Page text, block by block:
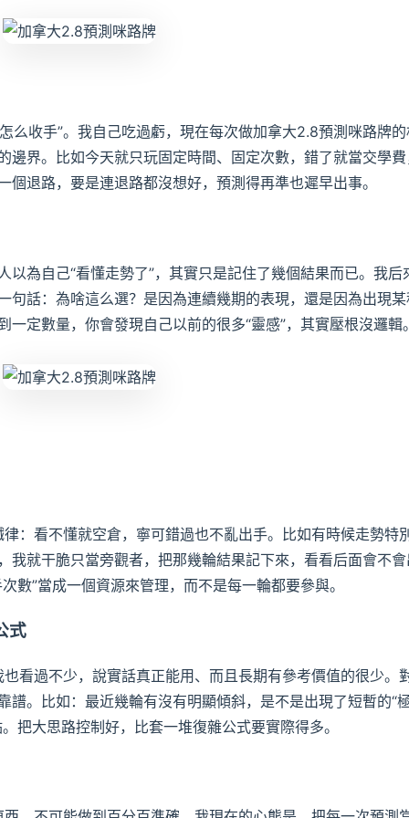
么收手”。我自己吃過虧，現在每次做加拿大2.8預測咪路牌
邊界。比如今天就只玩固定時間、固定次數，錯了就當交學
退路，要是連退路都沒想好，預測得再準也遲早出事。
以為自己“看懂走勢了”，其實只是記住了幾個結果而已。我后
句話：為啥這么選？是因為連續幾期的表現，還是因為出現
一定數量，你會發現自己以前的很多“靈感”，其實壓根沒邏輯
：看不懂就空倉，寧可錯過也不亂出手。比如有時候走勢特
我就干脆只當旁觀者，把那幾輪結果記下來，看看后面會不
數”當成一個資源來管理，而不是每一輪都要參與。
式
也看過不少，說實話真正能用、而且長期有參考價值的很少。
譜。比如：最近幾輪有沒有明顯傾斜，是不是出現了短暫的“
把大思路控制好，比套一堆復雜公式要實際得多。